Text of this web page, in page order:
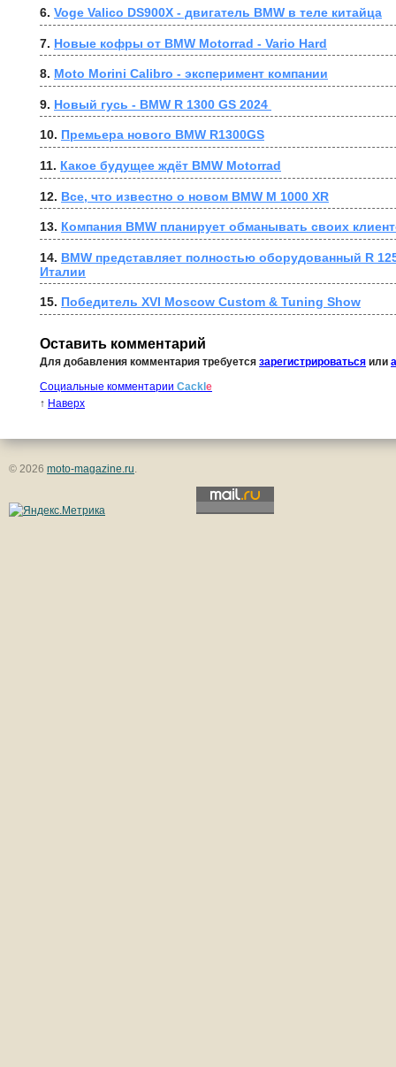
6. Voge Valico DS900X - двигатель BMW в теле китайца
7. Новые кофры от BMW Motorrad - Vario Hard
8. Moto Morini Calibro - эксперимент компании
9. Новый гусь - BMW R 1300 GS 2024
10. Премьера нового BMW R1300GS
11. Какое будущее ждёт BMW Motorrad
12. Все, что известно о новом BMW M 1000 XR
13. Компания BMW планирует обманывать своих
14. BMW представляет полностью оборудованный R
Италии
15. Победитель XVI Moscow Custom & Tuning Show
Оставить комментарий
Для добавления комментария требуется зарегистрироваться или
Социальные комментарии Cackl e
↑ Наверх
© 2026 moto-magazine.ru.